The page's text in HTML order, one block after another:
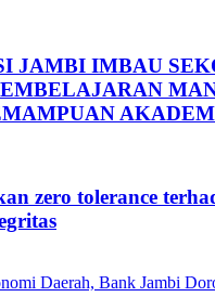
JAMBI IMBAU
zero tolerance